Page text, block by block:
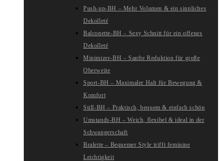
Push-up-BH – Mehr Volumen & ein sinnliches
Dekolleté
Balconette-BH – Sexy Schnitt für ein offenes
Dekolleté
Minimizer-BH – Sanfte Reduktion für große
Oberweite
Sport-BH – Maximaler Halt für Bewegung &
Komfort
Still-BH – Praktisch, bequem & einfach schön
Umstands-BH – Weich, flexibel & ideal in der
Schwangerschaft
Bralette – Bequemer Style trifft feminine
Leichtigkeit